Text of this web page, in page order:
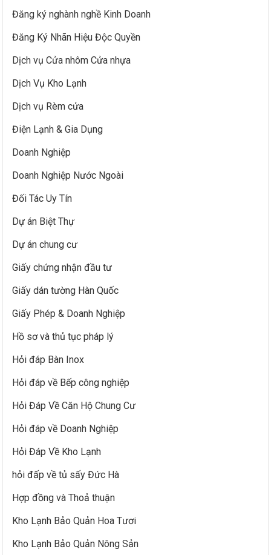
Đăng ký nghành nghề Kinh Doanh
Đăng Ký Nhãn Hiệu Độc Quyền
Dịch vụ Cửa nhôm Cửa nhựa
Dịch Vụ Kho Lạnh
Dịch vụ Rèm cửa
Điện Lạnh & Gia Dụng
Doanh Nghiệp
Doanh Nghiệp Nước Ngoài
Đối Tác Uy Tín
Dự án Biệt Thự
Dự án chung cư
Giấy chứng nhận đầu tư
Giấy dán tường Hàn Quốc
Giấy Phép & Doanh Nghiệp
Hồ sơ và thủ tục pháp lý
Hỏi đáp Bàn Inox
Hỏi đáp về Bếp công nghiệp
Hỏi Đáp Về Căn Hộ Chung Cư
Hỏi đáp về Doanh Nghiệp
Hỏi Đáp Về Kho Lạnh
hỏi đấp về tủ sấy Đức Hà
Hợp đồng và Thoả thuận
Kho Lạnh Bảo Quản Hoa Tươi
Kho Lạnh Bảo Quản Nông Sản